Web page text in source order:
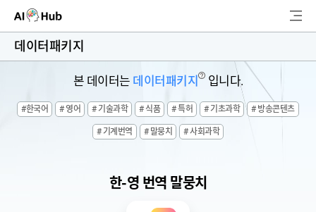
AI-Hub
색
데이터패키지
본 데이터는 데이터패키지 ? 입니다.
#한국어 # 영어 # 기술과학 # 식품 # 특허 # 기초과학 # 방송콘텐츠
# 기계번역 # 말뭉치 # 사회과학
한-영 번역 말뭉치